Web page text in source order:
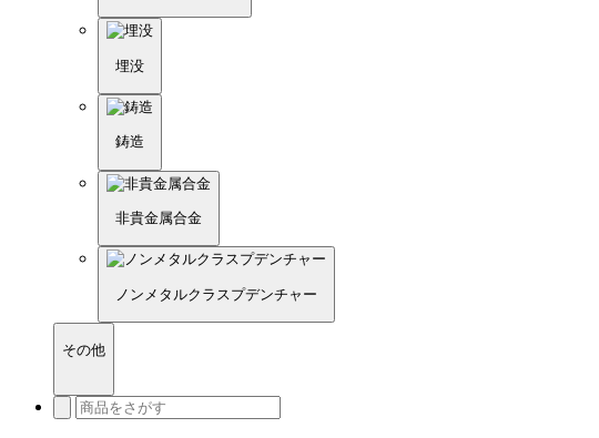
埋没
鋳造
非貴金属合金
ノンメタルクラスプデンチャー
その他